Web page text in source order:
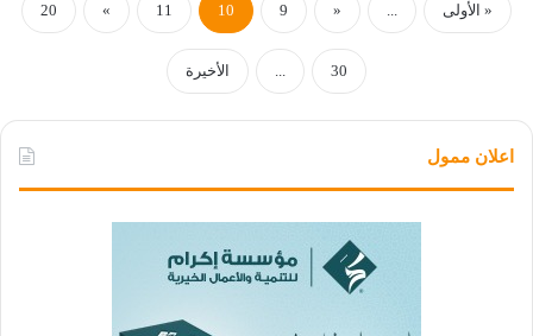
« الأولى ...
«
9
10
11
»
20
30
... الأخيرة
اعلان ممول